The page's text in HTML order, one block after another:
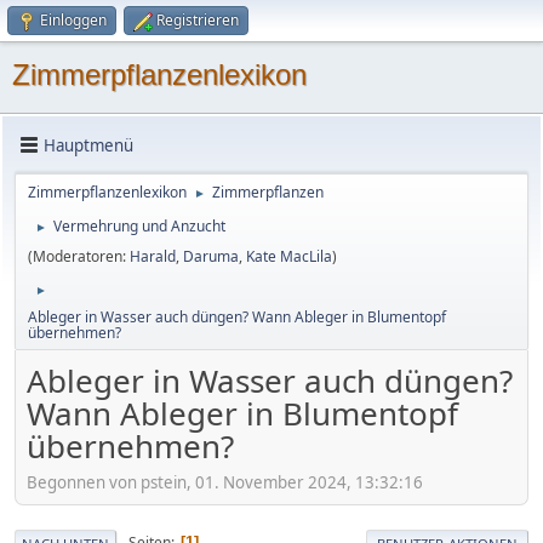
Einloggen Registrieren
Zimmerpflanzenlexikon
Hauptmenü
Zimmerpflanzenlexikon ► Zimmerpflanzen
►
Vermehrung und Anzucht
(Moderatoren: Harald, Daruma, Kate MacLila)
►
Ableger in Wasser auch düngen? Wann Ableger in Blumentopf
übernehmen?
Ableger in Wasser auch düngen?
Wann Ableger in Blumentopf
übernehmen?
Begonnen von pstein, 01. November 2024, 13:32:16